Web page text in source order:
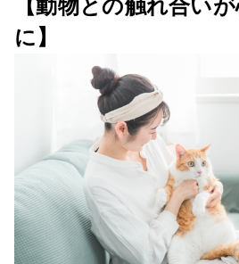
に】